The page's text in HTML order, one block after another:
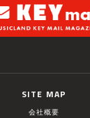
SITE MAP
会社概要